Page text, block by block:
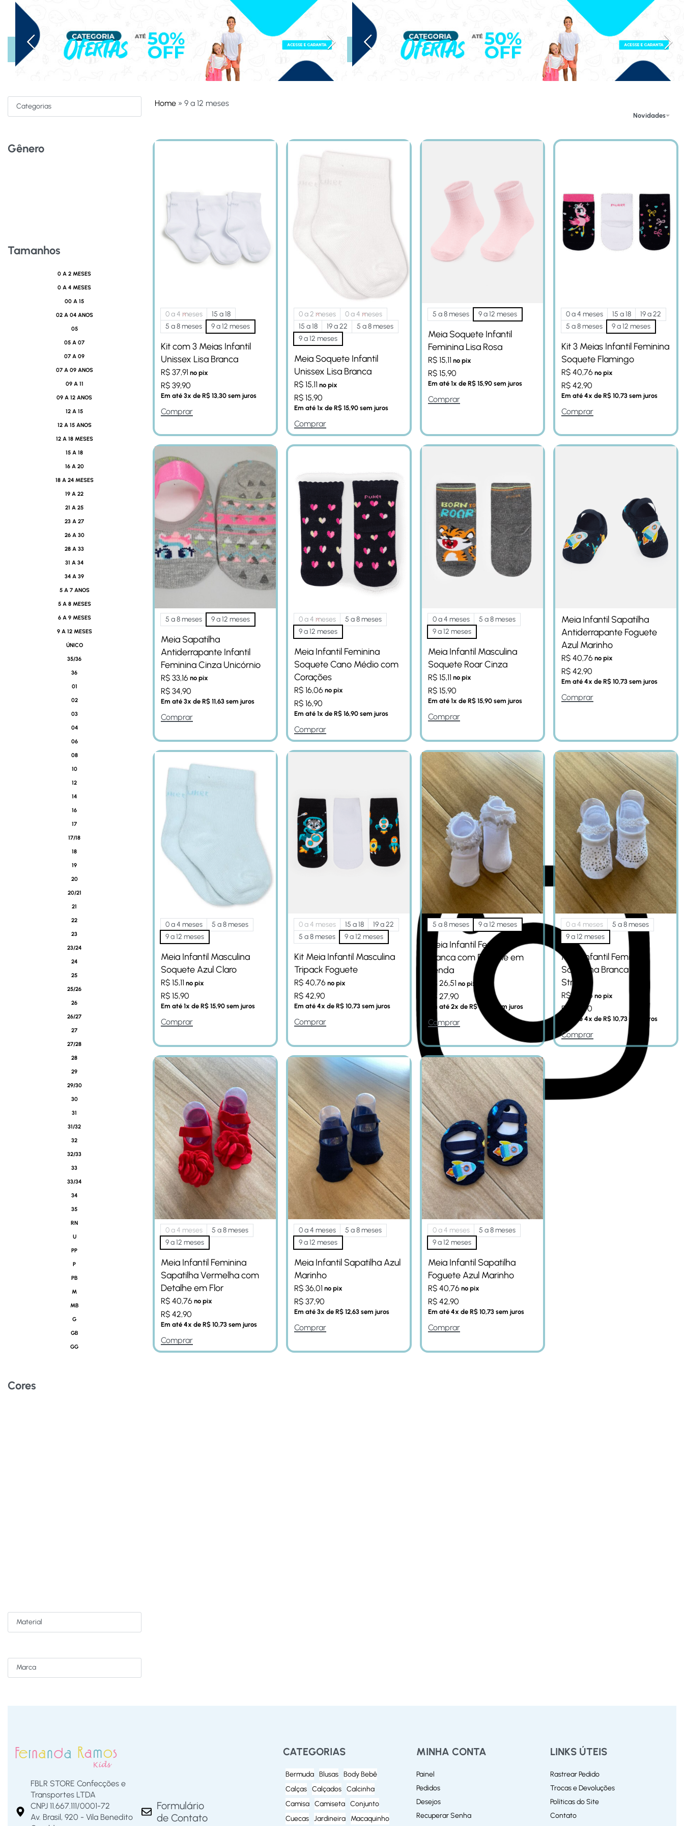
Dúvidas?
(17) 99713-4221
Políticas do Site
HOME OFERTASACESSÓRIOSMENINAS MENINOS SAÍDA MATERNIDADE
Banner Anterior
Categorias
Gênero
Tamanhos
0 A 2 MESES
0 A 4 MESES
00 A 15
02 A 04 ANOS
05
05 A 07
07 A 09
07 A 09 ANOS
09 A 11
09 A 12 ANOS
12 A 15
12 A 15 ANOS
12 A 18 MESES
15 A 18
16 A 20
18 A 24 MESES
19 A 22
21 A 25
23 A 27
26 A 30
28 A 33
31 A 34
34 A 39
5 A 7 ANOS
5 A 8 MESES
6 A 9 MESES
9 A 12 MESES
ÚNICO
35/36
36
01
02
03
04
06
08
10
12
14
16
17
17/18
18
19
20
20/21
21
22
23
23/24
24
25
25/26
26
26/27
27
27/28
28
29
29/30
30
31
31/32
32
32/33
33
33/34
34
35
RN
U
PP
P
PB
M
MB
G
GB
GG
Cores
Material
Marca
Home »9 a 12 meses
Novidades
0 a 4 meses
15 a 18
5 a 8 meses
9 a 12 meses
Kit com 3 Meias Infantil
Unissex Lisa Branca
R$ 37,91 no pix
R$ 39,90
Em até3x deR$ 13,30 sem juros
Comprar
0 a 2 meses
0 a 4 meses
15 a 18
19 a 22
5 a 8 meses
9 a 12 meses
Meia Soquete Infantil
Unissex Lisa Branca
R$ 15,11 no pix
R$ 15,90
Em até1x deR$ 15,90 sem juros
Comprar
5 a 8 meses 9 a 12 meses
Meia Soquete Infantil
Feminina Lisa Rosa
R$15,11 no pix
R$15,90
Em até 1x de R$15,90sem juros
Comprar
0 a 4 meses 15 a 18
19 a 22
5 a 8 meses
9 a 12 meses
Kit 3 Meias Infantil Feminina
Soquete Flamingo
R$40,76 no pix
R$42,90
Em até 4x de R$10,73sem juros
Comprar
5 a 8 meses 9 a 12 meses
Meia Sapatilha
Antiderrapante Infantil
Feminina Cinza Unicórnio
R$ 33,16 no pix
R$ 34,90
Em até3x deR$ 11,63 sem juros
Comprar
0 a 4 meses
5 a 8 meses
9 a 12 meses
Meia Infantil Feminina
Soquete Cano Médio com
Corações
R$ 16,06 no pix
R$ 16,90
Em até1x deR$ 16,90 sem juros
Comprar
0 a 4 meses
5 a 8 meses
9 a 12 meses
Meia Infantil Masculina
Soquete Roar Cinza
R$15,11 no pix
R$15,90
Em até 1x de R$15,90sem juros
Comprar
Meia Infantil Sapatilha
Antiderrapante Foguete
Azul Marinho
R$40,76 no pix
R$42,90
Em até 4x de R$10,73sem juros
Comprar
0 a 4 meses
5 a 8 meses
9 a 12 meses
Meia Infantil Masculina
Soquete Azul Claro
R$ 15,11 no pix
R$ 15,90
Em até1x deR$ 15,90 sem juros
Comprar
0 a 4 meses 15 a 18
19 a 22
5 a 8 meses
9 a 12 meses
Kit Meia Infantil Masculina
Tripack Foguete
R$ 40,76 no pix
R$ 42,90
Em até4x deR$ 10,73 sem juros
Comprar
5 a 8 meses 9 a 12 meses
Meia Infantil Feminina
Branca com Detalhe em
Renda
R$26,51 no pix
R$27,90
Em até 2x de R$13,95 sem juros
Comprar
0 a 4 meses
5 a 8 meses
9 a 12 meses
Meia Infantil Feminina
Sapatilha Branca com
Strass
R$40,76 no pix
R$ 42,90
Em até4x de R$10,73sem juros
Comprar
0 a 4 meses
5 a 8 meses
9 a 12 meses
Meia Infantil Feminina
Sapatilha Vermelha com
Detalhe em Flor
R$ 40,76 no pix
R$ 42,90
Em até4x deR$ 10,73 sem juros
Comprar
0 a 4 meses
5 a 8 meses
9 a 12 meses
Meia Infantil Sapatilha Azul
Marinho
R$ 36,01 no pix
R$ 37,90
Em até3x deR$ 12,63 sem juros
Comprar
0 a 4 meses
5 a 8 meses
9 a 12 meses
Meia Infantil Sapatilha
Foguete Azul Marinho
R$40,76 no pix
R$42,90
Em até 4x de R$10,73sem juros
Comprar
FBLR STORE Confecções e
Transportes LTDA
CNPJ 11.667.111/0001-72
Av. Brasil, 920 - Vila Benedito
Formulário
de Contato
CATEGORIAS
Bermuda Blusas
Body Bebê
Calças
Calçados
Calcinha
Camisa
Camiseta
Conjunto
Cuecas
Jardineira Macaquinho
MINHA CONTA
Painel
Pedidos
Desejos
Recuperar Senha
LINKS ÚTEIS
Rastrear Pedido
Trocas e Devoluções
Políticas do Site
Contato